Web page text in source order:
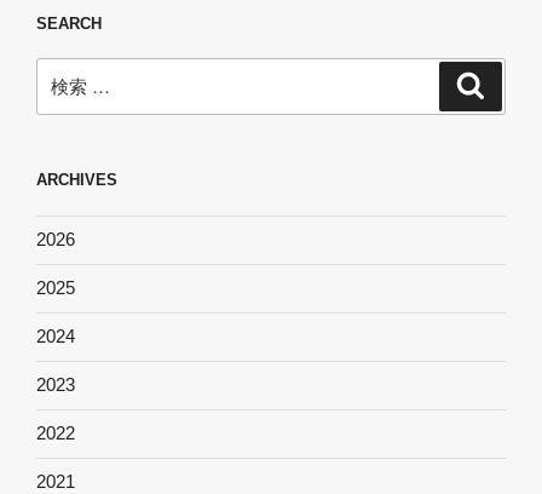
SEARCH
索:
ARCHIVES
2026
2025
2024
2023
2022
2021